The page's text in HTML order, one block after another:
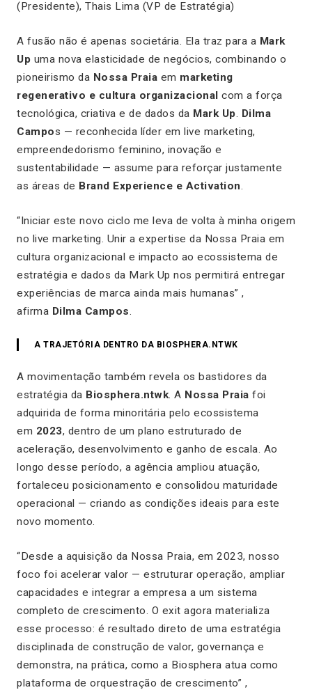
(Presidente), Thais Lima (VP de Estratégia)
A fusão não é apenas societária. Ela traz para a Mark
Up uma nova elasticidade de negócios, combinando o
pioneirismo da Nossa Praia em marketing
regenerativo e cultura organizacional com a força
tecnológica, criativa e de dados da Mark Up. Dilma
Campos — reconhecida líder em live marketing,
empreendedorismo feminino, inovação e
sustentabilidade — assume para reforçar justamente
as áreas de Brand Experience e Activation.
“Iniciar este novo ciclo me leva de volta à minha origem
no live marketing. Unir a expertise da Nossa Praia em
cultura organizacional e impacto ao ecossistema de
estratégia e dados da Mark Up nos permitirá entregar
experiências de marca ainda mais humanas” ,
afirma Dilma Campos.
A TRAJETÓRIA DENTRO DA BIOSPHERA.NTWK
A movimentação também revela os bastidores da
estratégia da Biosphera.ntwk. A Nossa Praia foi
adquirida de forma minoritária pelo ecossistema
em 2023, dentro de um plano estruturado de
aceleração, desenvolvimento e ganho de escala. Ao
longo desse período, a agência ampliou atuação,
fortaleceu posicionamento e consolidou maturidade
operacional — criando as condições ideais para este
novo momento.
“Desde a aquisição da Nossa Praia, em 2023, nosso
foco foi acelerar valor — estruturar operação, ampliar
capacidades e integrar a empresa a um sistema
completo de crescimento. O exit agora materializa
esse processo: é resultado direto de uma estratégia
disciplinada de construção de valor, governança e
demonstra, na prática, como a Biosphera atua como
plataforma de orquestração de crescimento” ,